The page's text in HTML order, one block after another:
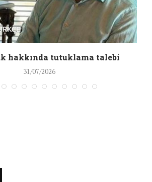
hakkında tutuklama talebi
31/07/2026